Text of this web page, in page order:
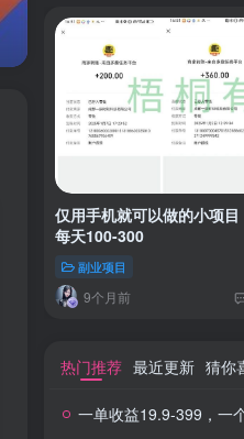
仅用手机就可以做的小项目
每天100-300
副业项目
9个月前
热门推荐 最近更新 猜你
一单收益19.9-399，一个蓝海冷门项目，